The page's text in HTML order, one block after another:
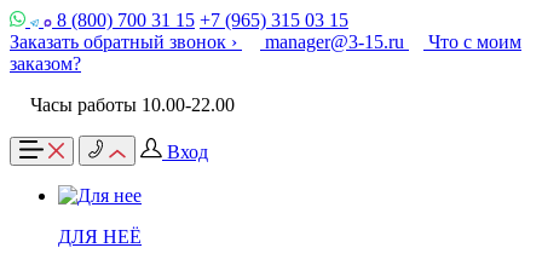
8 (800) 700 31 15 +7 (965) 315 03 15
Заказать обратный звонок ›
manager@3-15.ru
Что с моим
заказом?
Часы работы 10.00-22.00
Вход
ДЛЯ НЕЁ